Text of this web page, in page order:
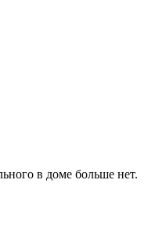
в доме больше нет.